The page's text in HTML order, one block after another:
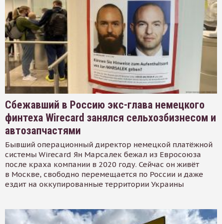
Сбежавший в Россию экс-глава немецкого
финтеха Wirecard занялся сельхозбизнесом и
автозапчастями
Бывший операционный директор немецкой платёжной
системы Wirecard Ян Марсалек бежал из Евросоюза
после краха компании в 2020 году. Сейчас он живёт
в Москве, свободно перемещается по России и даже
ездит на оккупированные территории Украины